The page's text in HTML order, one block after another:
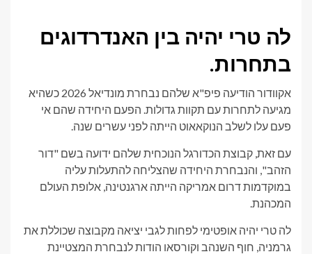
לה טרי יהיה בין האנדרדוגים
בתחרות.
אקוודור הודיעה פיפ"א שלהם
נבחרת מונדיאל 2026 כשהיא
מגיעה לתחרות עם תקוות גדולות. הפעם היחידה שהם אי
פעם עלו לשלב הנוקאאוט הייתה לפני עשרים שנה.
עם זאת, קבוצת הכדורגל הנוכחית שלהם ידועה בשם "דור
הזהב", והנבחרת היחידה שהצליחה להתעלות עליה
במוקדמות דרום אמריקה הייתה ארגנטינה, אלופת העולם
המכהנת.
לה טרי יהיה אופטימי לפחות לגבי יציאה מקבוצה שכוללת את
גרמניה, חוף השנהב וקורסאו הודות לנבחרת המצטיינת